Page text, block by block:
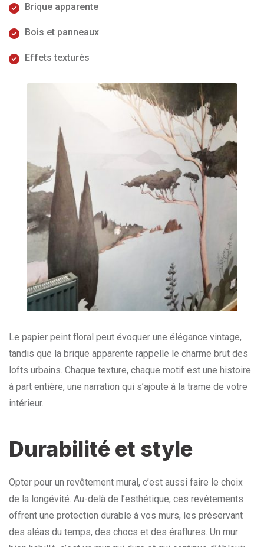
Brique apparente
Bois et panneaux
Effets texturés
Le papier peint floral peut évoquer une élégance vintage,
tandis que la brique apparente rappelle le charme brut des
lofts urbains. Chaque texture, chaque motif est une histoire
à part entière, une narration qui s’ajoute à la trame de votre
intérieur.
Durabilité et style
Opter pour un revêtement mural, c’est aussi faire le choix
de la longévité. Au-delà de l’esthétique, ces revêtements
offrent une protection durable à vos murs, les préservant
des aléas du temps, des chocs et des éraflures. Un mur